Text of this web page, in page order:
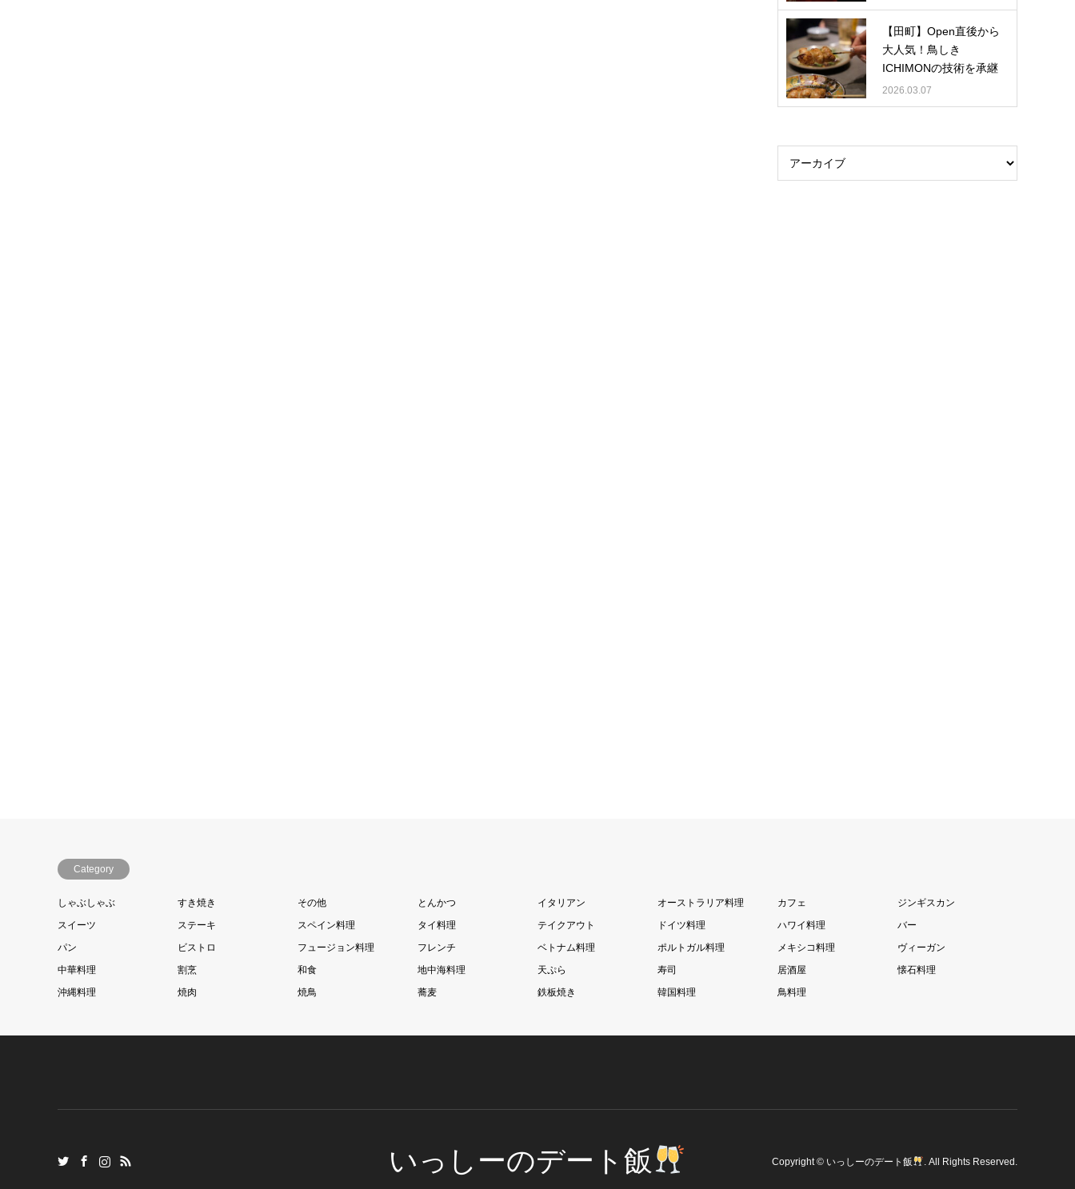
【田町】Open直後から
大人気！鳥しき
ICHIMONの技術を承継
『芝浦とり…
2026.03.07
Category
しゃぶしゃぶ すき焼き その他 とんかつ イタリアン オーストラリア料理 カフェ
ジンギスカン
スイーツ
ステーキ スペイン料理 タイ料理 テイクアウト ドイツ料理 ハワイ料理
バー
パン
ビストロ フュージョン料理 フレンチ ベトナム料理 ポルトガル料理 メキシコ料理
ヴィーガン
中華料理
割烹 和食 地中海料理 天ぷら 寿司 居酒屋
懐石料理
沖縄料理
焼肉 焼鳥 蕎麦 鉄板焼き 韓国料理 鳥料理
いっしーのデート飯 Copyright© いっしーのデート飯 . All Rights Reserved.